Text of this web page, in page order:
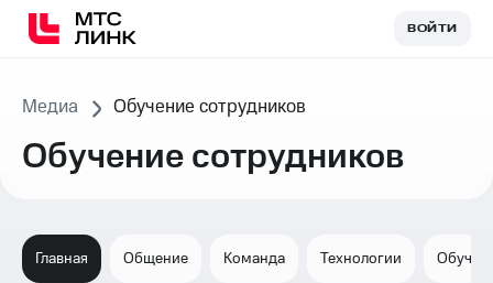
ВОЙТИВОЙТИ
Медиа Обучение сотрудников
Обучение сотрудников
Главная Общение Команда Технологии